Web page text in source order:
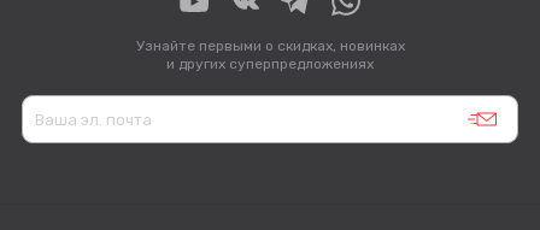
Узнайте первыми о скидках, новинках
и других суперпредложениях